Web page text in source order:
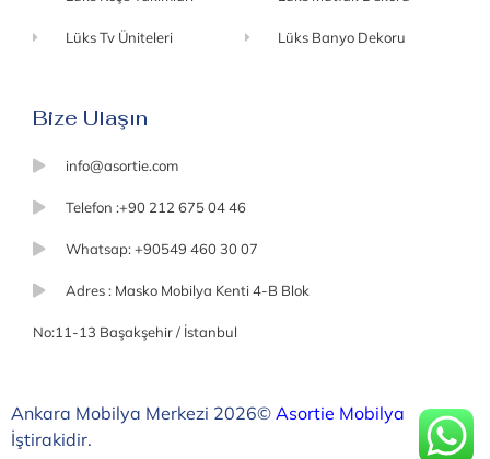
Lüks Tv Üniteleri Lüks Banyo Dekoru
Bize Ulaşın
info@asortie.com
Telefon :+90 212 675 04 46
Whatsap: +90549 460 30 07
Adres : Masko Mobilya Kenti 4-B Blok
No:11-13 Başakşehir / İstanbul
Ankara Mobilya Merkezi 2026© Asortie Mobilya
İştirakidir.